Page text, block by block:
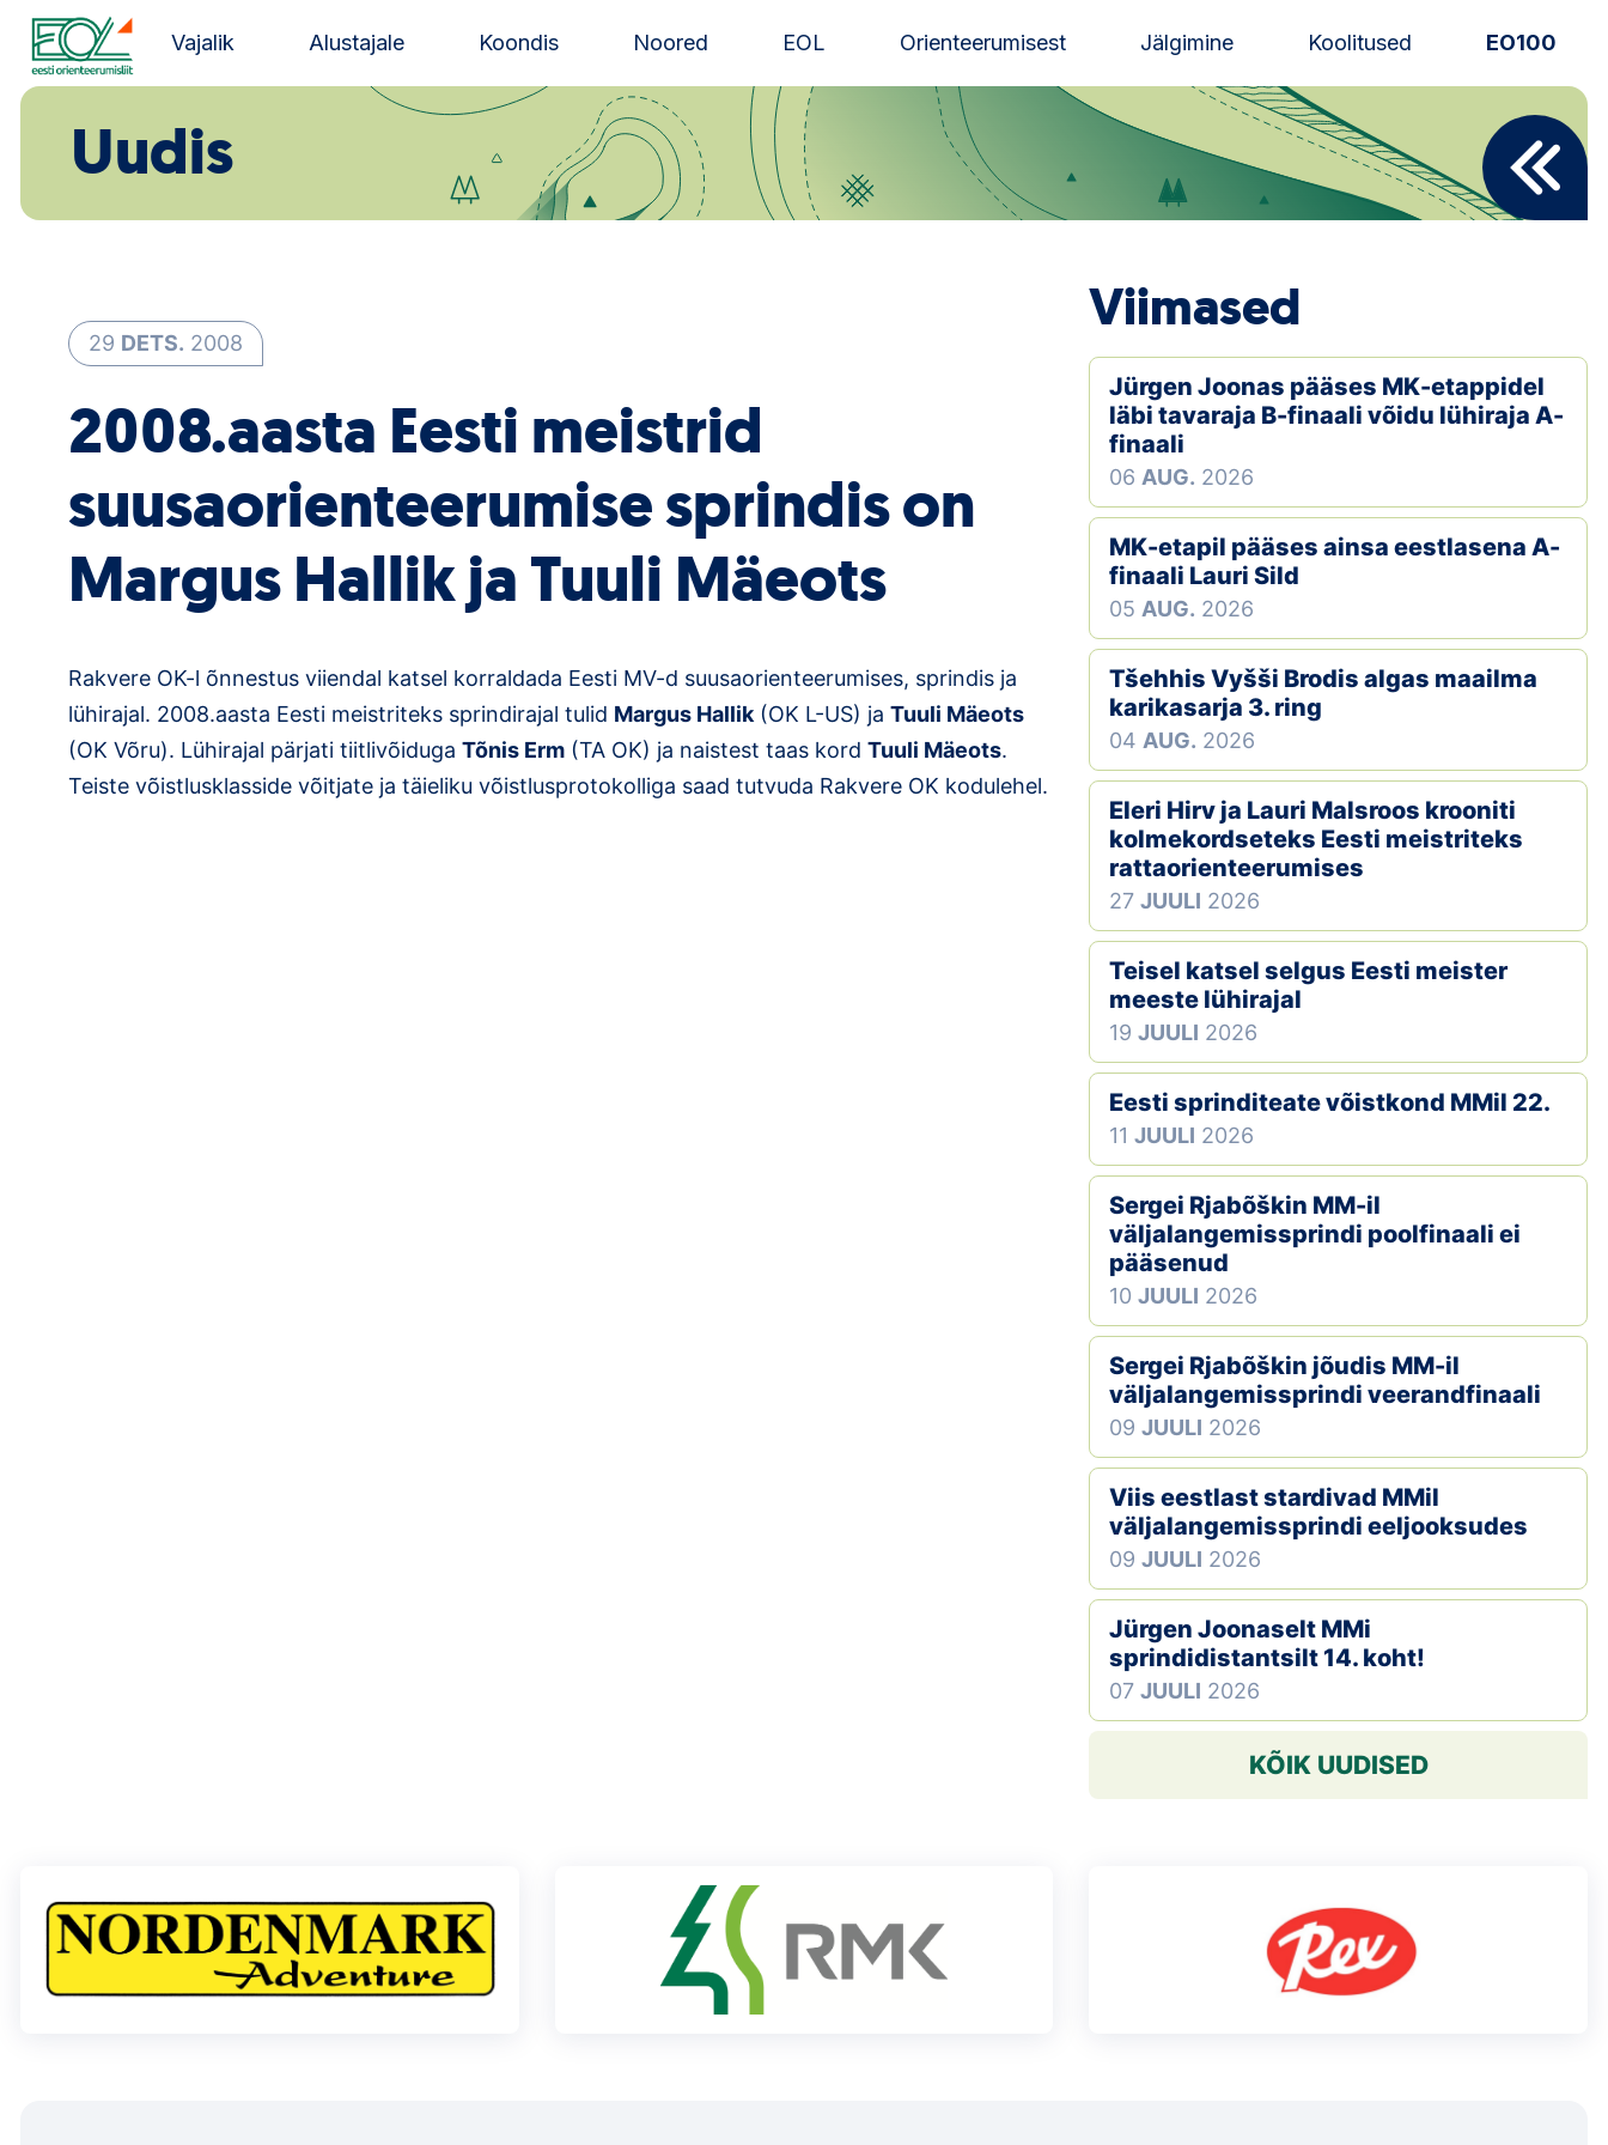
Liigu
juurde
Estonian Orienteering Federation
Vajalik Alustajale Koondis Noored EOL Orienteerumisest Jälgimine Koolitused EO100
Uudised
Alustajale
Eesti Orienteerumine 100!
Toetamine
Telli litsents!
Noored
Loha
Kontakt
EOL
Galerii
Kaardid
Kalender
Koondised
Tule klubisse!
Tulemused
Dokumendid
Klubid
Suletud maastikud
Püsirajad
Ajalugu
Koolitused
Uudis
29 DETS. 2008
2008.aasta Eesti meistrid
suusaorienteerumise sprindis on
Margus Hallik ja Tuuli Mäeots
Rakvere OK-l õnnestus viiendal katsel korraldada Eesti MV-d suusaorienteerumises, sprindis ja
lühirajal. 2008.aasta Eesti meistriteks sprindirajal tulid Margus Hallik (OK L-US) ja Tuuli Mäeots
(OK Võru). Lühirajal pärjati tiitlivõiduga Tõnis Erm (TA OK) ja naistest taas kord Tuuli Mäeots.
Teiste võistlusklasside võitjate ja täieliku võistlusprotokolliga saad tutvuda Rakvere OK kodulehel.
Viimased
Jürgen Joonas pääses MK-etappidel
läbi tavaraja B-finaali võidu lühiraja A-
finaali
06 AUG. 2026
MK-etapil pääses ainsa eestlasena A-
finaali Lauri Sild
05 AUG. 2026
Tšehhis Vyšši Brodis algas maailma
karikasarja 3. ring
04 AUG. 2026
Eleri Hirv ja Lauri Malsroos krooniti
kolmekordseteks Eesti meistriteks
rattaorienteerumises
27 JUULI 2026
Teisel katsel selgus Eesti meister
meeste lühirajal
19 JUULI 2026
Eesti sprinditeate võistkond MMil 22.
11 JUULI 2026
Sergei Rjabõškin MM-il
väljalangemissprindi poolfinaali ei
pääsenud
10 JUULI 2026
Sergei Rjabõškin jõudis MM-il
väljalangemissprindi veerandfinaali
09 JUULI 2026
Viis eestlast stardivad MMil
väljalangemissprindi eeljooksudes
09 JUULI 2026
Jürgen Joonaselt MMi
sprindidistantsilt 14. koht!
07 JUULI 2026
KÕIK UUDISED